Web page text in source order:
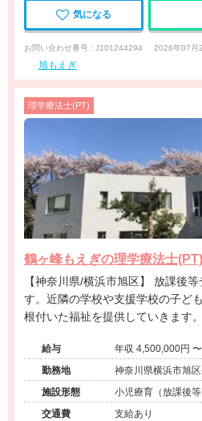
気になる
お問い合わせ番号 : J101244294 2026年07月
旭もえぎ
理学療法士(PT)
鶴ヶ峰もえぎの理学療法士
【神奈川県/横浜市旭区】 放課後等デイサービスでのお仕事で
す。近隣の学校や支援学校の子ど
根付いた福祉を提供していきます。
給与
年収 4,500,000円 〜
勤務地
神奈川県横浜市旭
施設形態
小児療育（放課後等
交通費
支給あり